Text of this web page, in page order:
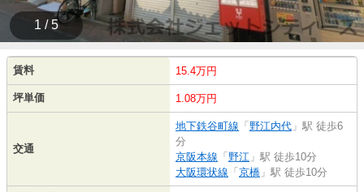
1 / 5
賃料 15.4万円
坪単価 1.08万円
交通
地下鉄谷町線 「 野江内代 」駅 徒歩6
分
京阪本線 「 野江 」駅 徒歩10分
大阪環状線 「 京橋 」駅 徒歩10分